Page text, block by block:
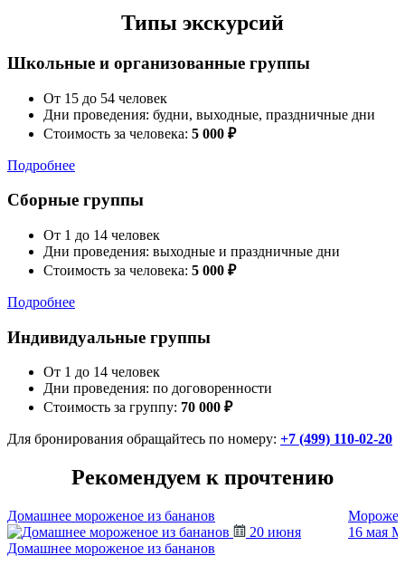
Типы экскурсий
Школьные и организованные группы
От 15 до 54 человек
Дни проведения: будни, выходные, праздничные дни
Стоимость за человека: 5 000 ₽
Подробнее
Сборные группы
От 1 до 14 человек
Дни проведения: выходные и праздничные дни
Стоимость за человека: 5 000 ₽
Подробнее
Индивидуальные группы
От 1 до 14 человек
Дни проведения: по договоренности
Стоимость за группу: 70 000 ₽
Для бронирования обращайтесь по номеру: +7 (499) 110-02-20
Рекомендуем к прочтению
Домашнее мороженое из бананов
20 июня
Домашнее мороженое из бананов
16 мая